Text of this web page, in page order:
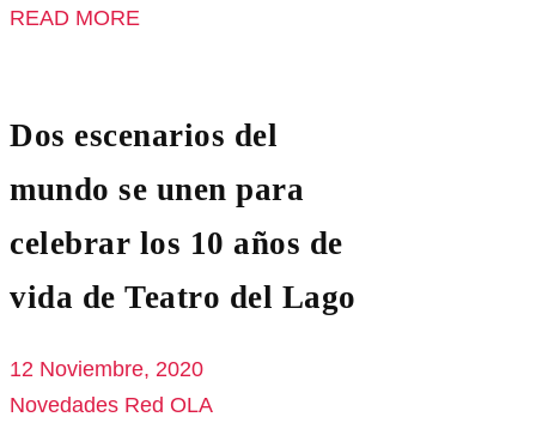
READ MORE
Dos escenarios del
mundo se unen para
celebrar los 10 años de
vida de Teatro del Lago
12 Noviembre, 2020
Novedades Red OLA